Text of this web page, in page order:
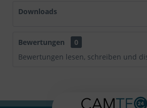
Downloads
Bewertungen
0
Bewertungen lesen, schreiben und